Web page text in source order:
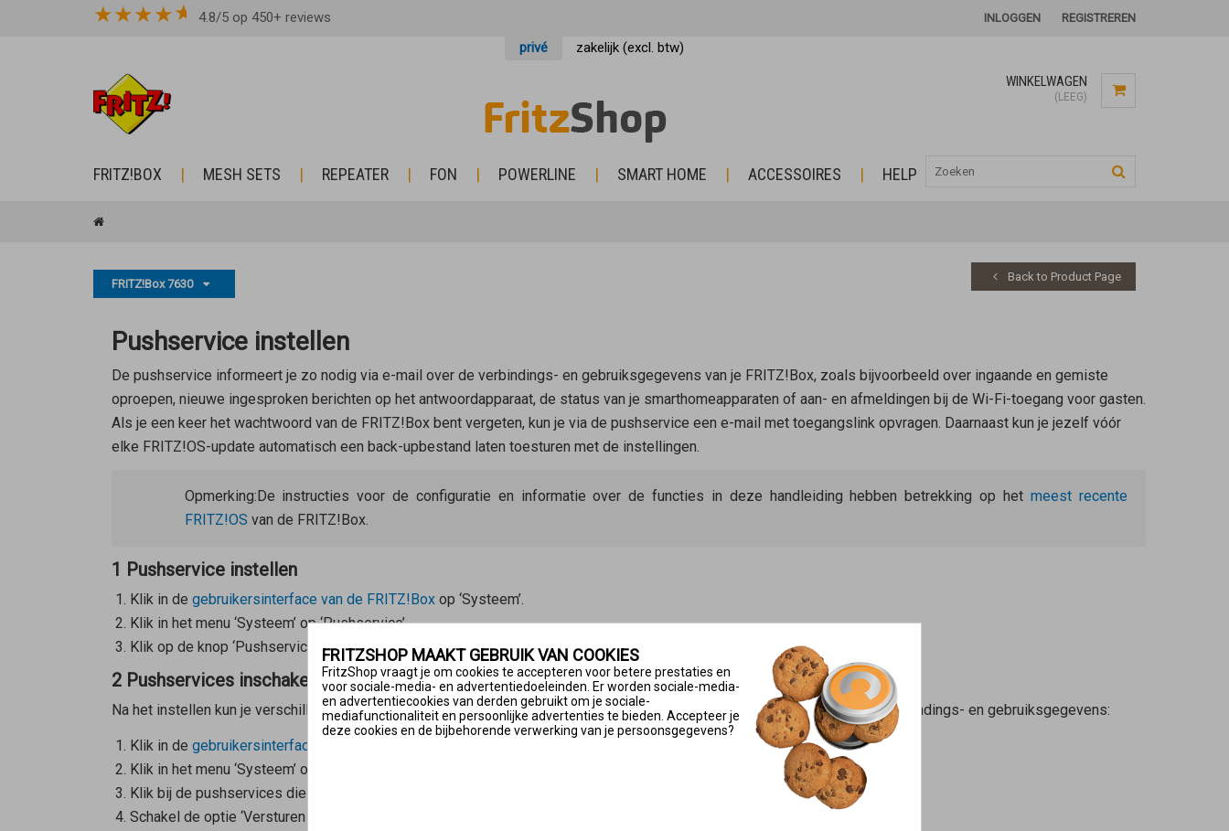
★★★★ 4.8/5 op 450+ reviews INLOGGEN REGISTREREN
privé zakelijk (excl. btw)
WINKELWAGEN
(LEEG)
FRITZ!BOX MESH SETS REPEATER FON POWERLINE SMART HOME ACCESSOIRES HELP
FRITZ!Box 7630
Back to Product Page
Pushservice instellen
De pushservice informeert je zo nodig via e-mail over de verbindings- en gebruiksgegevens van je FRITZ!Box, zoals bijvoorbeeld over ingaande en gemiste
oproepen, nieuwe ingesproken berichten op het antwoordapparaat, de status van je smarthomeapparaten of aan- en afmeldingen bij de Wi-Fi-toegang voor gasten.
Als je een keer het wachtwoord van de FRITZ!Box bent vergeten, kun je via de pushservice een e-mail met toegangslink opvragen. Daarnaast kun je jezelf vóór
elke FRITZ!OS-update automatisch een back-upbestand laten toesturen met de instellingen.
Opmerking: De instructies voor de configuratie en informatie over de functies in deze handleiding hebben betrekking op het meest recente
FRITZ!OS van de FRITZ!Box.
1 Pushservice instellen
Klik in de gebruikersinterface van de FRITZ!Boxop ‘Systeem’.
Klik in het menu ‘Systeem’ op ‘Pushservice’.
Klik op de knop ‘Pushservice instellen’ en volg de instructies van de wizard.
2 Pushservices inschakelen
Na het instellen kun je verschillende pushservices inschakelen die je bij bepaalde gebeurtenissen e-mails toesturen met verbindings- en gebruiksgegevens:
Klik in de gebruikersinterface van de FRITZ!Box
Klik in het menu ‘Systeem’ op ‘Pushservice’.
Klik bij de pushservices die je wilt gebruiken op de knop
Schakel de optie ‘Versturen van e-mails actief’ in en stel de gewenste pushservices in.
FRITZSHOP MAAKT GEBRUIK VAN COOKIES
FritzShop vraagt je om cookies te accepteren voor betere prestaties en
voor sociale-media- en advertentiedoeleinden. Er worden sociale-media-
en advertentiecookies van derden gebruikt om je sociale-
mediafunctionaliteit en persoonlijke advertenties te bieden. Accepteer je
deze cookies en de bijbehorende verwerking van je persoonsgegevens?